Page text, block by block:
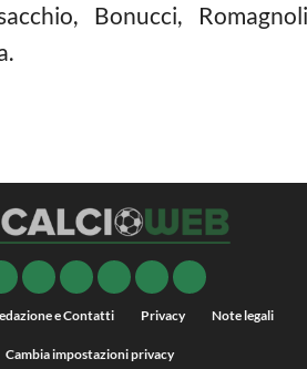
Bonucci,
e Contatti Privacy Note legali
Cambia impostazioni privacy